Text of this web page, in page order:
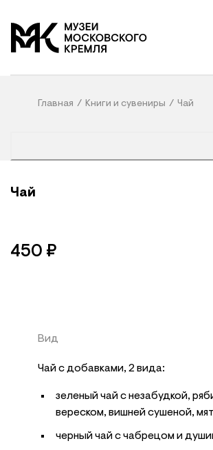
На главную
Главная / Книги и сувениры / Чай
Чай
450 ₽
Вид
Чай с добавками, 2 вида:
зеленый чай с незабудкой,
вереском, вишней сушеной,
черный чай с чабрецом и